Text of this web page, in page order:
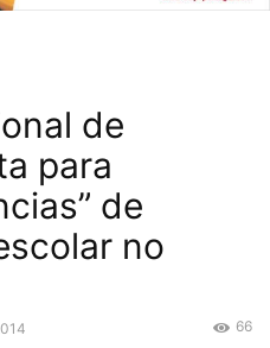
de
para
de
no
66